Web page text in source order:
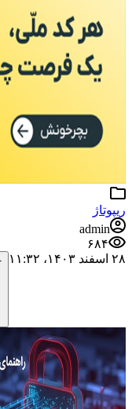
ریپوتاژ
admin
۶۸۴
۲۸ اسفند ۱۴۰۳،‏ ۱۱:۳۲